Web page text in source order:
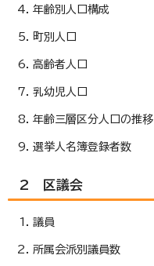
年齢別人口構成
町別人口
高齢者人口
乳幼児人口
年齢三層区分人口の推移
選挙人名簿登録者数
2 区議会
議員
所属会派別議員数